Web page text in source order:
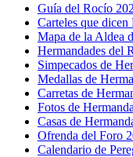
Guía del Rocío
Carteles que
Mapa de la Aldea
Hermandades del
Simpecados de
Medallas de
Carretas de
Fotos de
Casas de
Ofrenda del Foro
Calendario de